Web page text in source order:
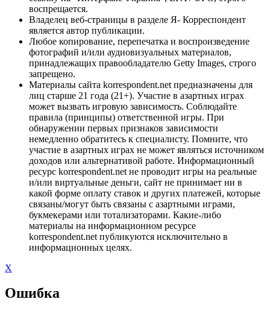
воспрещается.
Владелец веб-страницы в разделе Я- Корреспондент
является автор публикации.
Любое копирование, перепечатка и воспроизведение
фотографий и/или аудиовизуальных материалов,
принадлежащих правообладателю Getty Images, строго
запрещено.
Материалы сайта korrespondent.net предназначены для
лиц старше 21 года (21+). Участие в азартных играх
может вызвать игровую зависимость. Соблюдайте
правила (принципы) ответственной игры. При
обнаружении первых признаков зависимости
немедленно обратитесь к специалисту. Помните, что
участие в азартных играх не может являться источником
доходов или альтернативой работе. Информационный
ресурс korrespondent.net не проводит игры на реальные
и/или виртуальные деньги, сайт не принимает ни в
какой форме оплату ставок и других платежей, которые
связаны/могут быть связаны с азартными играми,
букмекерами или тотализаторами. Какие-либо
материалы на информационном ресурсе
korrespondent.net публикуются исключительно в
информационных целях.
X
Ошибка